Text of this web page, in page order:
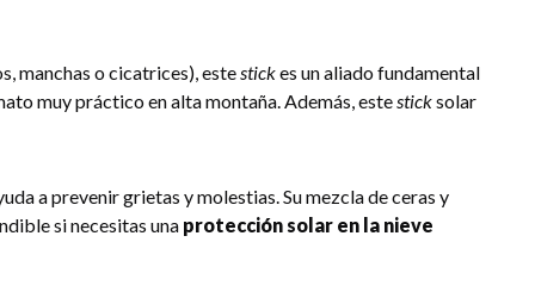
manchas o cicatrices), estestickes un aliado fundamental
muy práctico en alta montaña. Además, estesticksolar
a prevenir grietas y molestias. Su mezcla de ceras y
si necesitas una protección solar en la nieve